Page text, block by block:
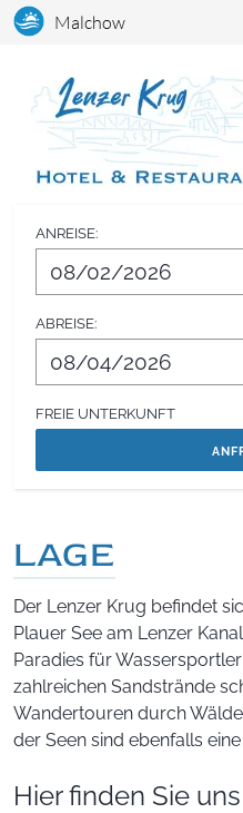
Malchow
ANREISE:
ABREISE:
FREIE UNTERKUNFT
LAGE
Der Lenzer Krug befindet
Plauer See am Lenzer
Paradies für
zahlreichen Sandstrände
Wandertouren durch
der Seen sind ebenfalls
Hier finden Sie uns